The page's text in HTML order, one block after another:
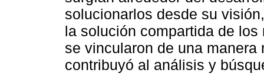
solucionarlos desde su
la solución compartida de
se vincularon de una
contribuyó al análisis y